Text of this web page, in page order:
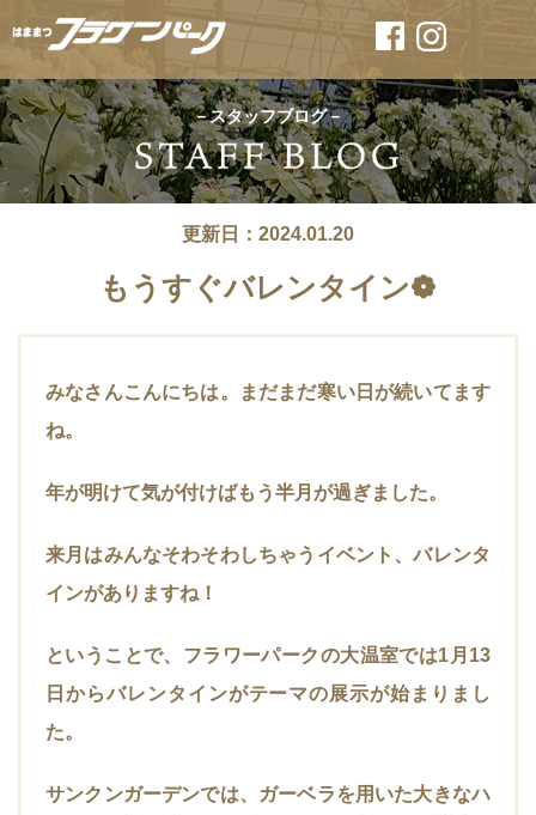
－スタッフブログ－
更新日：2024.01.20
もうすぐバレンタイン❁
みなさんこんにちは。まだまだ寒い日が続いてます
ね。
年が明けて気が付けばもう半月が過ぎました。
来月はみんなそわそわしちゃうイベント、バレンタ
インがありますね！
ということで、フラワーパークの大温室では1月13
日からバレンタインがテーマの展示が始まりまし
た。
サンクンガーデンでは、ガーベラを用いた大きなハ